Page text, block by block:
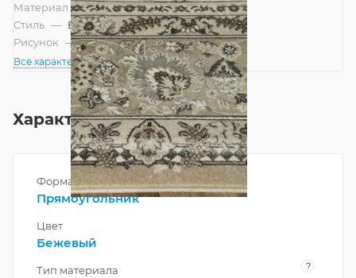
Материал — Вискоза
Стиль — Восточный
Рисунок — Классический
Все характеристики
Характеристики
Форма
Прямоугольник
Цвет
Бежевый
Тип материала ?